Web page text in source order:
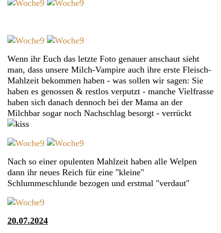
Wenn ihr Euch das letzte Foto genauer anschaut sieht
man, dass unsere Milch-Vampire auch ihre erste Fleisch-
Mahlzeit bekommen haben - was sollen wir sagen: Sie
haben es genossen & restlos verputzt - manche Vielfrasse
haben sich danach dennoch bei der Mama an der
Milchbar sogar noch Nachschlag besorgt - verrückt
Nach so einer opulenten Mahlzeit haben alle Welpen
dann ihr neues Reich für eine "kleine"
Schlummeschlunde bezogen und erstmal "verdaut"
20.07.2024